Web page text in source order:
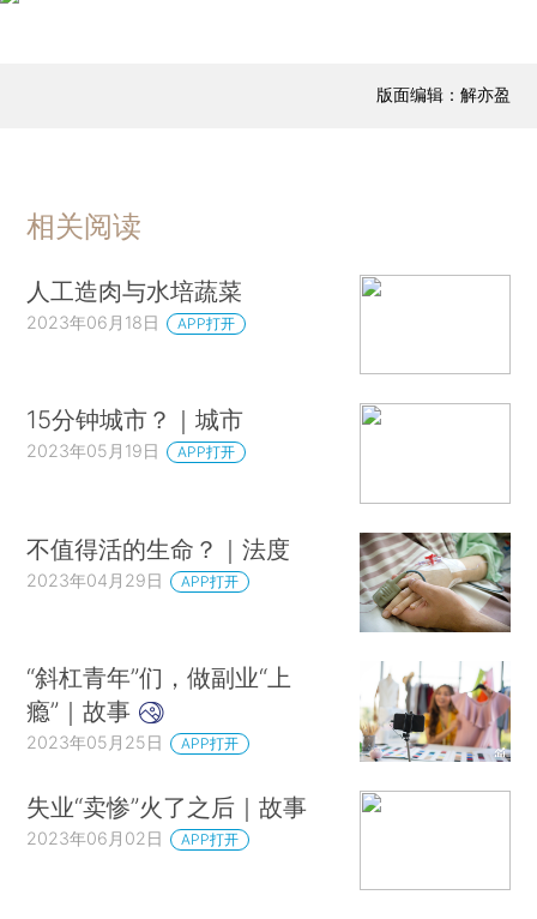
版面编辑：解亦盈
相关阅读
人工造肉与水培蔬菜
2023年06月18日 APP打开
15分钟城市？｜城市
2023年05月19日 APP打开
不值得活的生命？｜法度
2023年04月29日 APP打开
“斜杠青年”们，做副业“上
瘾”｜故事
2023年05月25日 APP打开
失业“卖惨”火了之后｜故事
2023年06月02日 APP打开